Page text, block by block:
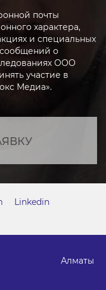
почты
характера,
и специальных
о
ООО
участие в
Медиа».
Алматы
Linkedin